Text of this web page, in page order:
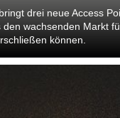
drei neue Access
den wachsenden Markt
können.